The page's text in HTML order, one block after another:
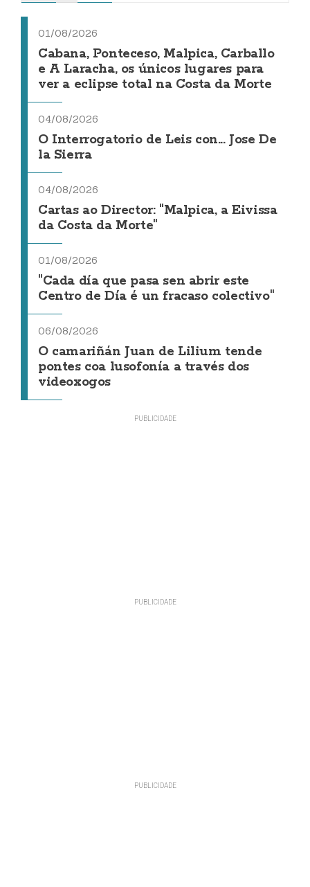
01/08/2026
Cabana, Ponteceso, Malpica, Carballo
e A Laracha, os únicos lugares para
ver a eclipse total na Costa da Morte
04/08/2026
O Interrogatorio de Leis con... Jose De
la Sierra
04/08/2026
Cartas ao Director: "Malpica, a Eivissa
da Costa da Morte"
01/08/2026
"Cada día que pasa sen abrir este
Centro de Día é un fracaso colectivo"
06/08/2026
O camariñán Juan de Lilium tende
pontes coa lusofonía a través dos
videoxogos